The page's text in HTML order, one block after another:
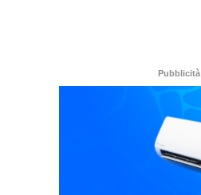
Pubblicità